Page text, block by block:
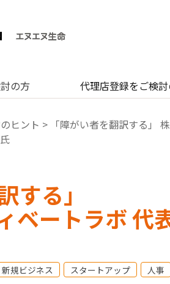
の方 代理店登録をご検
ヒント > 「障がい者を翻訳する」
する」
ベートラボ 代
新規ビジネス スタートアップ 人事